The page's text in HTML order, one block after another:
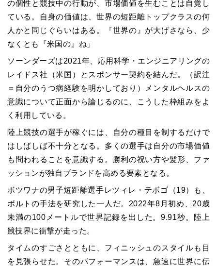
の個性と競技中の行動が、市場価値を生むことは自覚し
ている。自身の価値は、世界の短距離トップクラスの何
人かと同じぐらいはある。『世界の』が大げさなら、少
なくとも『米国の』ね」
ソーンダーズは2021年、応用科学・エンジニアリングの
レイドス社（米国）とスポンサー契約を結んだ。（訳注
＝自分のうつ病経験を明かしており）メンタルヘルスの
意識について正面から論じるのに、こうした枠組みをよ
く利用している。
陸上競技の選手が稼ぐには、自分の種目を制するだけで
はしばしば不十分となる。多くの選手は自分の市場価値
も問われることを意識する。勝利の祝い方や髪形、ファ
ッションが独自ブランドを高める要素となる。
ボツワナの男子短距離選手レツィレ・テボゴ（19）も、
ボルトの手法を研究した一人だ。2022年8月初め、20歳
未満の100メートルで世界記録を出した。9.91秒。陸上
競技界に衝撃が走った。
タイムのすごさとともに、フィニッシュのスタイルも目
を見張らせた。そのパフォーマンスは、急速に世界に伝